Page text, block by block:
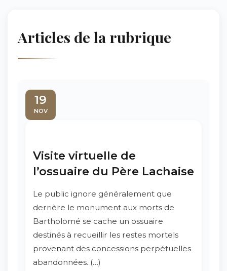
Articles de la rubrique
19
NOV
Visite virtuelle de
l’ossuaire du Père Lachaise
Le public ignore généralement que
derrière le monument aux morts de
Bartholomé se cache un ossuaire
destinés à recueillir les restes mortels
provenant des concessions perpétuelles
abandonnées. (…)